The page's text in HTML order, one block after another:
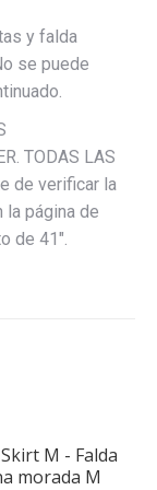
y falda
se puede
TODAS LAS
de verificar la
la página de
de 41″.
M - Falda
morada M